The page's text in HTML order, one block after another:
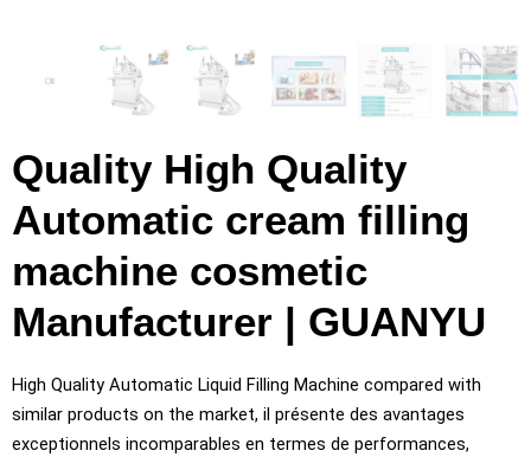
Quality High Quality
Automatic cream filling
machine cosmetic
Manufacturer | GUANYU
High Quality Automatic Liquid Filling Machine compared with
similar products on the market, il présente des avantages
exceptionnels incomparables en termes de performances,